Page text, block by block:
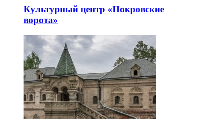
Культурный центр «Покровские
ворота»